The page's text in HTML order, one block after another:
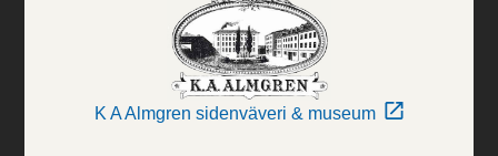
K A Almgren sidenväveri & museum